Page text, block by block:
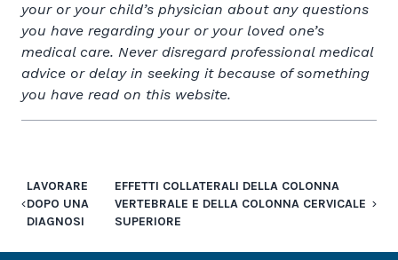
your or your child’s physician about any questions
you have regarding your or your loved one’s
medical care. Never disregard professional medical
advice or delay in seeking it because of something
you have read on this website.
LAVORARE
DOPO UNA
DIAGNOSI
EFFETTI COLLATERALI DELLA COLONNA
VERTEBRALE E DELLA COLONNA CERVICALE
SUPERIORE